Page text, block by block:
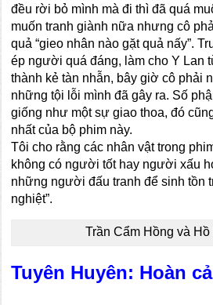
đều rời bỏ mình mà đi thì đã quá
muốn tranh giành nữa nhưng cô
quả “gieo nhân nào gặt quả nấy”.
ép người quá đáng, làm cho Y Lan
thành kẻ tàn nhẫn, bây giờ cô phải
những tội lỗi mình đã gây ra. Số
giống như một sự giao thoa, đó
nhất của bộ phim này.
Tôi cho rằng các nhân vật trong
không có người tốt hay người xấu
những người đấu tranh để sinh tồn
nghiệt”.
Trần Cẩm Hồng và
Tuyên Huyên: Hoàn